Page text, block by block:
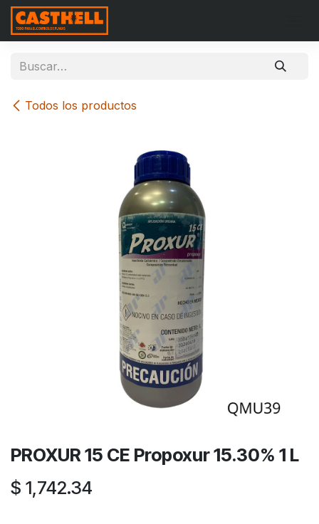
Ir al contenido
Todos los productos
PROXUR 15 CE Propoxur 15.30% 1 L
$ 1,742.34